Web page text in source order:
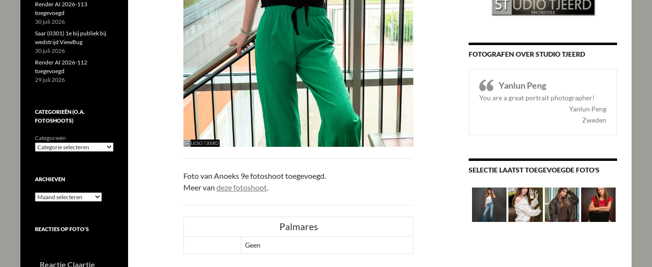
Foto van Anoeks 9e fotoshoot toegevoegd.
Meer van deze fotoshoot.
Palmares
Geen
FOTOGRAFEN OVER STUDIO TJEERD
Yanlun Peng
You are a great portrait photographer!
Yanlun Peng
Zweden
SELECTIE LAATST TOEGEVOEGDE FOTO'S
Render AI 2026-113
toegevoegd
30 juli 2026
Saar (0301) 1e bij publiek bij
wedstrijd ViewBug
30 juli 2026
Render AI 2026-112
toegevoegd
29 juli 2026
CATEGORIEËN (O.A.
FOTOSHOOTS)
Categorieën
ARCHIEVEN
Archieven
REACTIES OP FOTO’S
Reactie Claartje